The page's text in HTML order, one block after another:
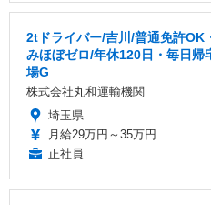
2tドライバー/吉川/普通免許OK
みほぼゼロ/年休120日・毎日帰
場G
株式会社丸和運輸機関
埼玉県
月給29万円～35万円
正社員